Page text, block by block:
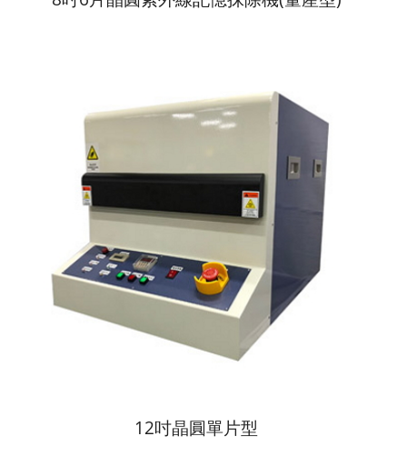
12吋晶圓單片型